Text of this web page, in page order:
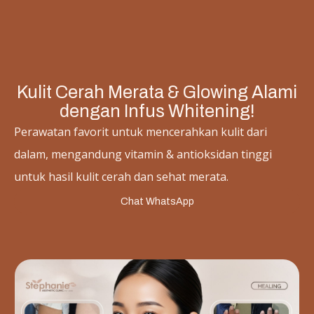
Kulit Cerah Merata & Glowing Alami
dengan Infus Whitening!
Perawatan favorit untuk mencerahkan kulit dari
dalam, mengandung vitamin & antioksidan tinggi
untuk hasil kulit cerah dan sehat merata.
Chat WhatsApp